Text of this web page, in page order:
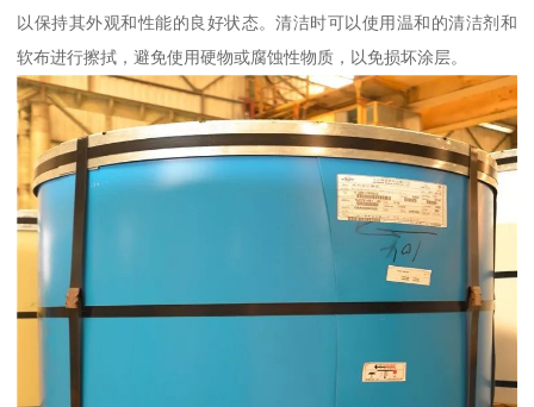
以保持其外观和性能的良好状态。清洁时可以使用温和的清洁剂和
软布进行擦拭，避免使用硬物或腐蚀性物质，以免损坏涂层。